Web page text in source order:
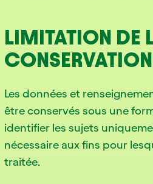
LIMITATION DE
CONSERVATION
Les données et
être conservés sous une
identifier les sujets
nécessaire aux fins pour
traitée.